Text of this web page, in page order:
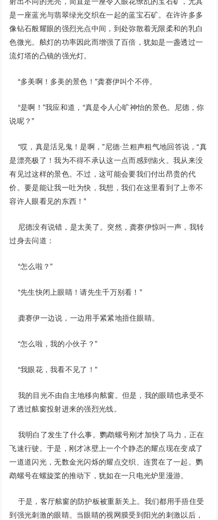
是一座蓝光与翡翠绿光交织在一起的蓝宝石矿。在许许多多
像钻石般耀眼的强烈光点中间，到处弥散着无限柔和的乳白
色微光。舷灯的功率因此而增强了百倍，犹如是一盏透过一
流灯塔的凸镜的强光灯。
“多美啊！多美的景色！”龚赛伊叫个不停。
“是啊！”我应和道，“真是令人心旷神怡的景色。尼德，你
说呢？”
“哎，真是活见鬼！是啊，”尼德·兰粗声粗气地回答说，“真
是漂亮极了！我为不得不承认这一点而感到恼火。我从来没
有见过这样的景色。不过，这可能会要我们付出昂贵的代
价。要是能让我一吐为快，我想，我们在这里看到了上帝不
容许人眼看见的东西！”
尼德没有说错，是太美了。突然，龚赛伊惊叫一声，我转
过身去问道：
“怎么啦？”
“先生快闭上眼睛！请先生千万别看！”
龚赛伊一边说，一边用手紧紧地捂住眼睛。
“怎么啦，我的小伙子？”
“我眼花，我看不见了！”
我的目光不由自主地移向舷窗。但是，我的眼睛也承受不
了透过舷窗投射进来的强烈光线。
我明白了发生了什么事。鹦鹉螺号刚才加快了马力，正在
飞速行驶。于是，刚才冰壁上一个个静态的耀点现在变成了
一道道闪光，无数金光闪烁的耀点交织、连贯在了一起。鹦
鹉螺号在螺旋桨的推动下，犹如在一只电光炉里漫游。
于是，客厅舷窗的防护板被重新关上。我们都用手捂住受
到强光刺激的眼睛。当眼睛的视网膜受到阳光的刺激以后，